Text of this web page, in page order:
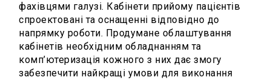
фахівцями галузі. Кабінети прийому пацієнтів
спроектовані та оснащенні відповідно до
напрямку роботи. Продумане облаштування
кабінетів необхідним обладнанням та
комп’ютеризація кожного з них дає змогу
забезпечити найкращі умови для виконання